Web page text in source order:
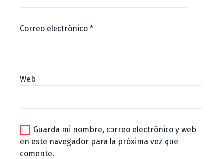
Correo electrónico *
Web
Guarda mi nombre, correo electrónico y web
en este navegador para la próxima vez que
comente.